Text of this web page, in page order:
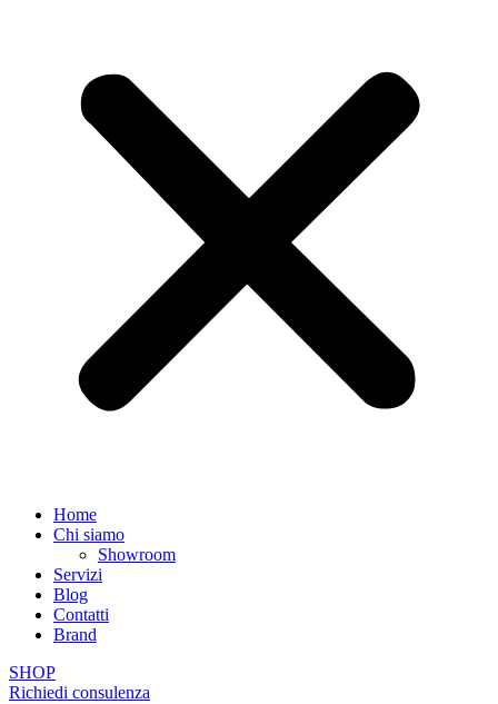
Home
Chi siamo
Showroom
Servizi
Blog
Contatti
Brand
SHOP
Richiedi consulenza